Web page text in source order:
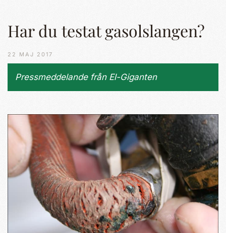
Har du testat gasolslangen?
22 MAJ 2017
Pressmeddelande från El-Giganten